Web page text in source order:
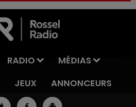
RADIO
MÉDIAS
JEUX ANNONCEURS